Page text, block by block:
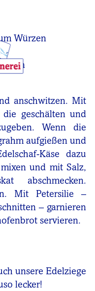
Würzen
anschwitzen. Mit
geschälten und
Wenn die
aufgießen und
Käse dazu
und mit Salz,
abschmecken.
Mit Petersilie –
– garnieren
servieren.
unsere Edelziege
lecker!